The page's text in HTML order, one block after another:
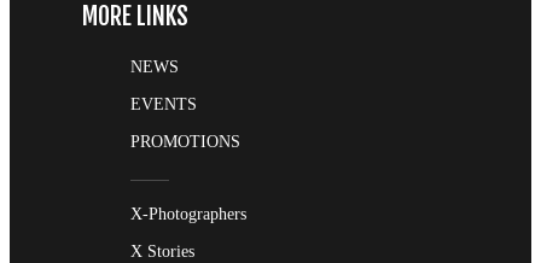
MORE LINKS
NEWS
EVENTS
PROMOTIONS
X-Photographers
X Stories